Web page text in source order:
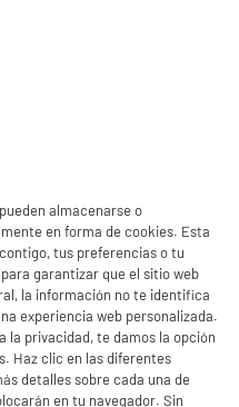
almacenarse o
en forma de cookies. Esta
tus preferencias o tu
garantizar que el sitio web
la información no te identifica
experiencia web personalizada.
la privacidad, te damos la opción
Haz clic en las diferentes
detalles sobre cada una de
en tu navegador. Sin